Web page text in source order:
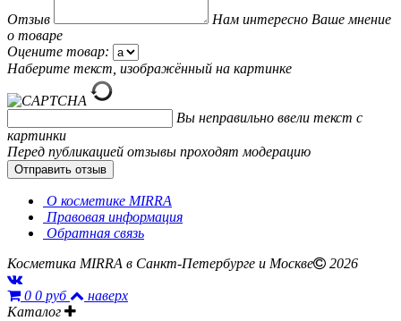
Отзыв
Нам интересно Ваше мнение
о товаре
Оцените товар:
Наберите текст, изображённый на картинке
Вы неправильно ввели текст с
картинки
Перед публикацией отзывы проходят модерацию
О косметике MIRRA
Правовая информация
Обратная связь
Косметика MIRRA в Санкт-Петербурге и Москве
2026
0 0 руб
наверх
Каталог